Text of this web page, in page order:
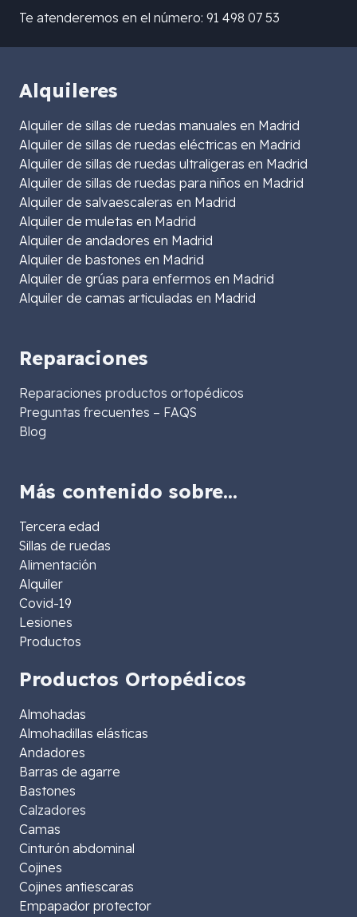
Te atenderemos en el número: 91 498 07 53
Alquileres
Alquiler de sillas de ruedas manuales en Madrid
Alquiler de sillas de ruedas eléctricas en Madrid
Alquiler de sillas de ruedas ultraligeras en Madrid
Alquiler de sillas de ruedas para niños en Madrid
Alquiler de salvaescaleras en Madrid
Alquiler de muletas en Madrid
Alquiler de andadores en Madrid
Alquiler de bastones en Madrid
Alquiler de grúas para enfermos en Madrid
Alquiler de camas articuladas en Madrid
Reparaciones
Reparaciones productos ortopédicos
Preguntas frecuentes – FAQS
Blog
Más contenido sobre…
Tercera edad
Sillas de ruedas
Alimentación
Alquiler
Covid-19
Lesiones
Productos
Productos Ortopédicos
Almohadas
Almohadillas elásticas
Andadores
Barras de agarre
Bastones
Calzadores
Camas
Cinturón abdominal
Cojines
Cojines antiescaras
Empapador protector